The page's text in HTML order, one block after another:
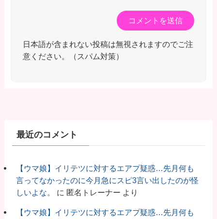
日本語が含まれない投稿は無視されますのでご注
意ください。（スパム対策）
最近のコメント
【ウマ娘】イリテツに対するエアプ疑惑…先月何も
言ってなかったのに今月急にスピ3言い出したのが怪
しいよな。
に 匿名トレーナー より
【ウマ娘】イリテツに対するエアプ疑惑…先月何も